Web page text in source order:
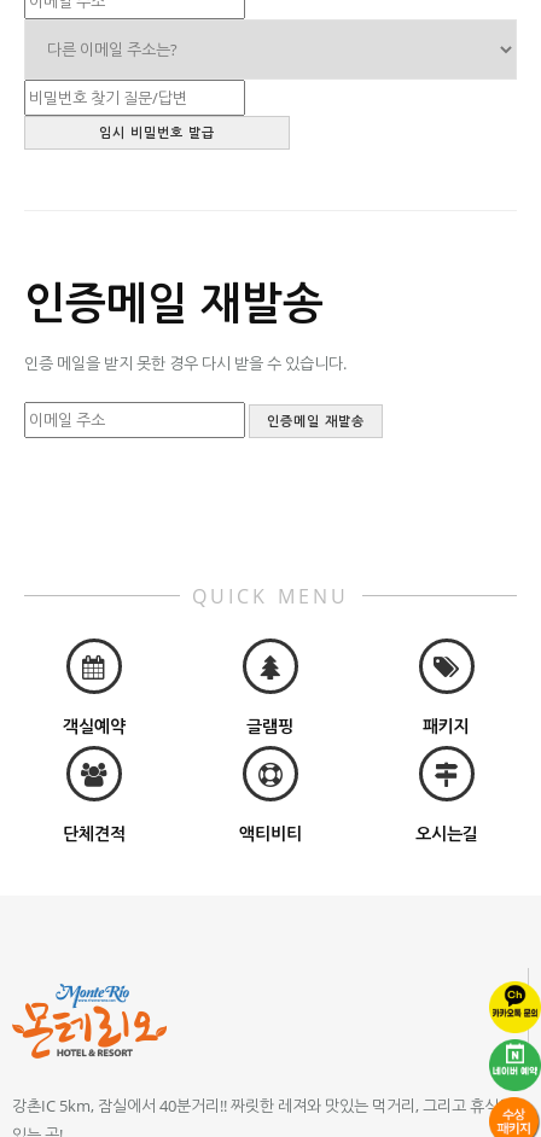
인증메일 재발송
인증 메일을 받지 못한 경우 다시 받을 수 있습니다.
QUICK MENU
객실예약 글램핑 패키지
단체견적 액티비티 오시는길
강촌IC 5km, 잠실에서 40분거리!! 짜릿한 레져와 맛있는 먹거리, 그리고 휴식이